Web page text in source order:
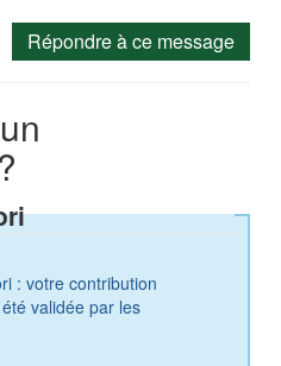
Répondre à ce message
: votre contribution
validée par les